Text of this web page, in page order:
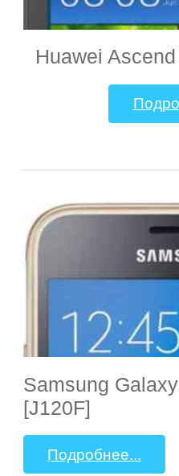
Huawei
Samsung
[J120F]
Подробнее...